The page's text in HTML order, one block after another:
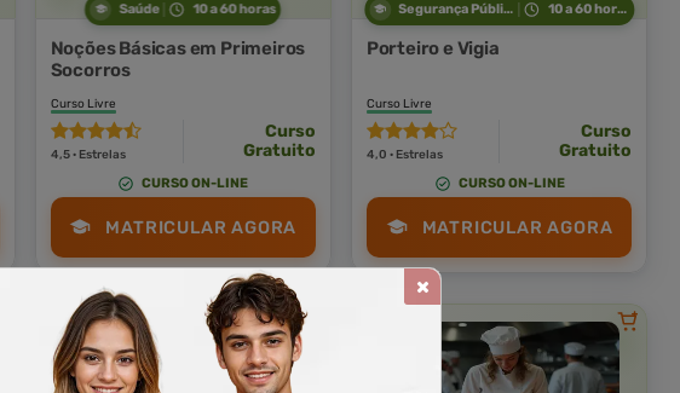
Saúde 10 a 60 horas
Noções Básicas em Primeiros
Socorros
Curso Livre
4,5 · Estrelas
Curso
Gratuito
CURSO ON-LINE
MATRICULAR AGORA
Segurança Pública 10 a 60 horas
Porteiro e Vigia
Curso Livre
4,0 · Estrelas
Curso
Gratuito
CURSO ON-LINE
MATRICULAR AGORA